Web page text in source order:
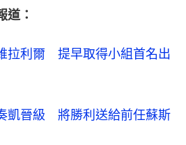
道：
拉利爾　提早取得小組首名出
凱晉級　將勝利送給前任蘇斯